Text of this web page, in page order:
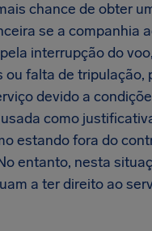
chance de obter
se a companhia
interrupção do
ou falta de tripulação,
devido a
como
estando fora do
entanto, nesta
a ter direito ao